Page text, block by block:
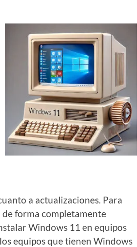
a actualizaciones. Para
forma completamente
Windows 11 en equipos
equipos que tienen Windows